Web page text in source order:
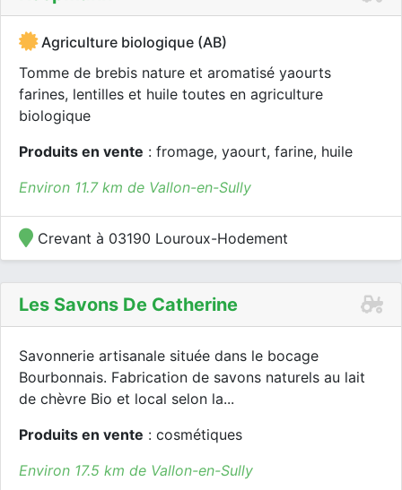
Agriculture biologique (AB)
Tomme de brebis nature et aromatisé yaourts
farines, lentilles et huile toutes en agriculture
biologique
Produits en vente : fromage, yaourt, farine, huile
Environ 11.7 km de Vallon-en-Sully
Crevant à 03190 Louroux-Hodement
Les Savons De Catherine
Savonnerie artisanale située dans le bocage
Bourbonnais. Fabrication de savons naturels au lait
de chèvre Bio et local selon la...
Produits en vente : cosmétiques
Environ 17.5 km de Vallon-en-Sully